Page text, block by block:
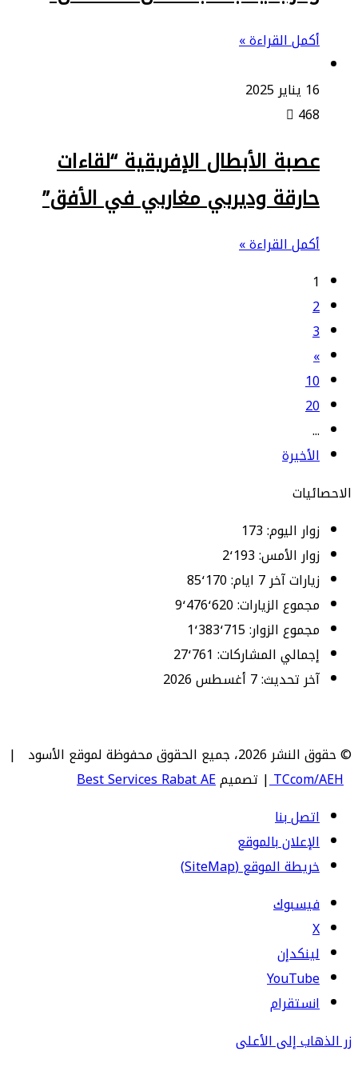
أكمل القراءة »
16 يناير 2025
468
عصبة الأبطال الإفريقية “لقاءات
حارقة وديربي مغاربي في الأفق”
أكمل القراءة »
1
2
3
»
10
20
...
الأخيرة
الاحصائيات
زوار اليوم:173
زوار الأمس:2٬193
زيارات آخر 7 ايام:
85٬170
مجموع الزيارات:9٬476٬620
مجموع الزوار:1٬383٬715
إجمالي المشاركات: 27٬761
آخر تحديث:7 أغسطس 2026
© حقوق النشر 2026، جميع الحقوق محفوظة لموقع الأسود |
TCcom/AEH | تصميمBest Services Rabat AE
اتصل بنا
الإعلان بالموقع
خريطة الموقع (SiteMap)
فيسبوك
‫X
لينكدإن
‫YouTube
انستقرام
زر الذهاب إلى الأعلى